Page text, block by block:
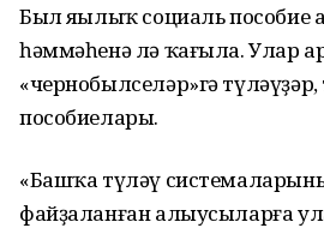
Был яңылыҡ социаль пособие
һәммәһенә лә ҡағыла. Улар
«чернобылселәр»гә
пособиелары.
«Башҡа түләү
файҙаланған алыусыларға